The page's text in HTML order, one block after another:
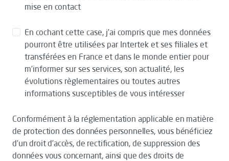
mise en contact
En cochant cette case, j’ai compris que mes données
pourront être utilisées par Intertek et ses filiales et
transférées en France et dans le monde entier pour
m’informer sur ses services, son actualité, les
évolutions règlementaires ou toutes autres
informations susceptibles de vous intéresser
Conformément à la réglementation applicable en matière
de protection des données personnelles, vous bénéficiez
d’un droit d’accès, de rectification, de suppression des
données vous concernant, ainsi que des droits de